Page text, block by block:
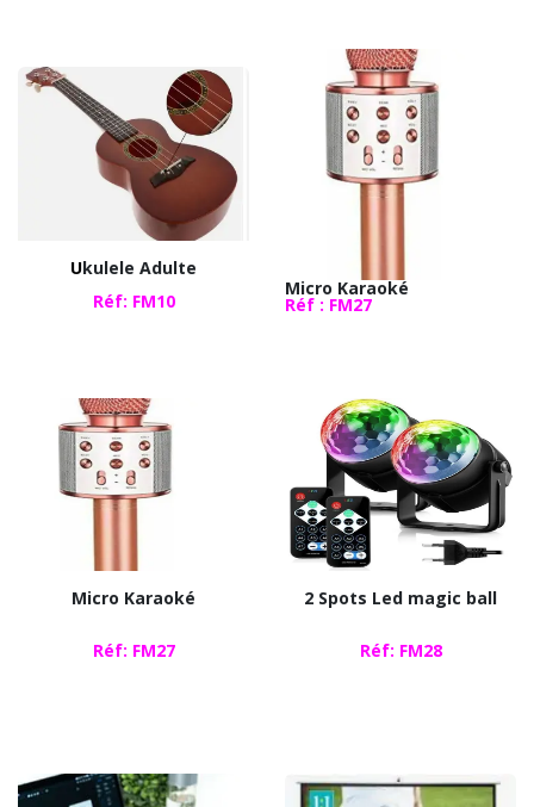
​Ukulele Adulte
Réf: FM10
Micro Karaoké
Réf : FM27
Micro Karaoké
Réf: FM27
2 Spots Led magic ball
Réf: FM28